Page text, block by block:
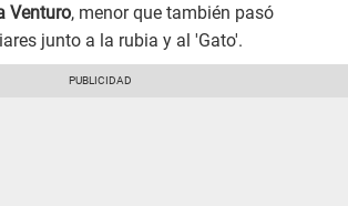
Venturo, menor que también pasó
junto a la rubia y al 'Gato'.